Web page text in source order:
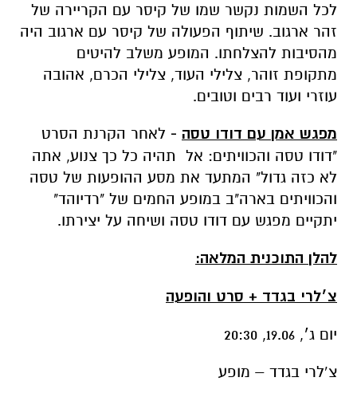
לכל השמות נקשר שמו של קיסר עם הקריירה של
זהר ארגוב. שיתוף הפעולה של קיסר עם ארגוב היה
מהסיבות להצלחתו. המופע משלב להיטים
מתקופת זוהר, צלילי העוד, צלילי הכרם, אהובה
עוזרי ועוד רבים וטובים.
מפגש אמן עם דודו טסה - לאחר הקרנת הסרט
"דודו טסה והכוויתים: אל תהיה כל כך צנוע, אתה
לא כזה גדול" המתעד את מסע ההופעות של טסה
והכוויתים בארה"ב במופע החמים של "רדיוהד"
יתקיים מפגש עם דודו טסה ושיחה על יצירתו.
להלן התוכנית המלאה:
צ׳לרי בגדד + סרט והופעה
יום ג׳, 19.06, 20:30
צ’לרי בגדד – מופע